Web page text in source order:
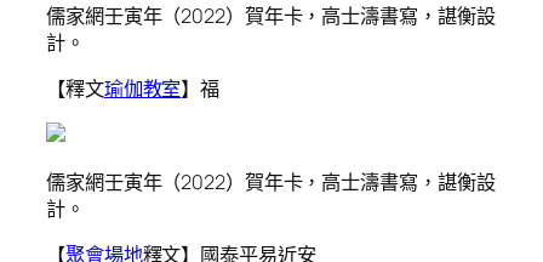
儒家網壬寅年（2022）賀年卡，高士濤書寫，諶衡設
計。
【釋文瑜伽教室】福
儒家網壬寅年（2022）賀年卡，高士濤書寫，諶衡設
計。
【聚會場地釋文】國泰平易近安